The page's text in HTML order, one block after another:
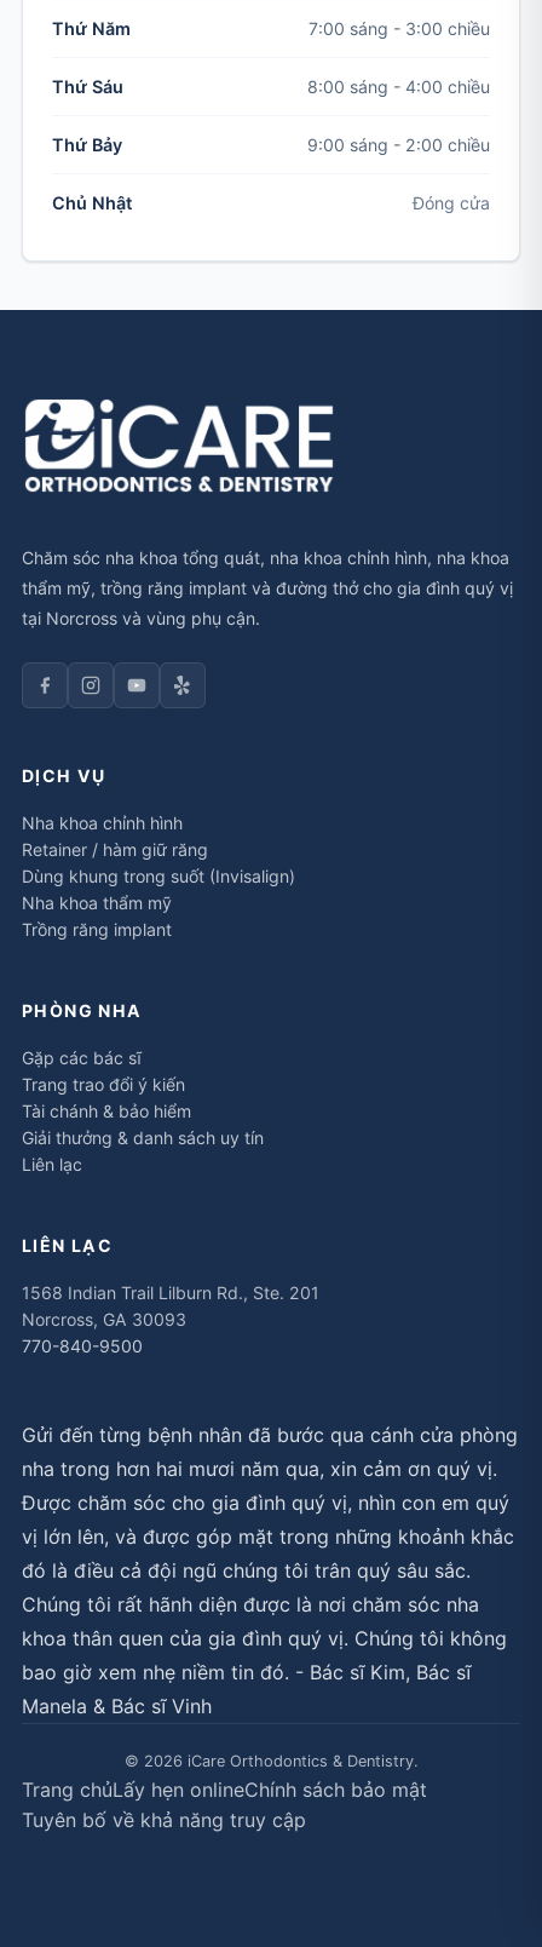
Thứ Năm 7:00 sáng - 3:00 chiều
Thứ Sáu 8:00 sáng - 4:00 chiều
Thứ Bảy 9:00 sáng - 2:00 chiều
Chủ Nhật Đóng cửa
Chăm sóc nha khoa tổng quát, nha khoa chỉnh hình, nha khoa
thẩm mỹ, trồng răng implant và đường thở cho gia đình quý vị
tại Norcross và vùng phụ cận.
DỊCH VỤ
Nha khoa chỉnh hình
Retainer / hàm giữ răng
Dùng khung trong suốt (Invisalign)
Nha khoa thẩm mỹ
Trồng răng implant
PHÒNG NHA
Gặp các bác sĩ
Trang trao đổi ý kiến
Tài chánh & bảo hiểm
Giải thưởng & danh sách uy tín
Liên lạc
LIÊN LẠC
1568 Indian Trail Lilburn Rd., Ste. 201
Norcross, GA 30093
770-840-9500
Gửi đến từng bệnh nhân đã bước qua cánh cửa phòng
nha trong hơn hai mươi năm qua, xin cảm ơn quý vị.
Được chăm sóc cho gia đình quý vị, nhìn con em quý
vị lớn lên, và được góp mặt trong những khoảnh khắc
đó là điều cả đội ngũ chúng tôi trân quý sâu sắc.
Chúng tôi rất hãnh diện được là nơi chăm sóc nha
khoa thân quen của gia đình quý vị. Chúng tôi không
bao giờ xem nhẹ niềm tin đó. - Bác sĩ Kim, Bác sĩ
Manela & Bác sĩ Vinh
© 2026 iCare Orthodontics & Dentistry.
Trang chủLấy hẹn onlineChính sách bảo mật
Tuyên bố về khả năng truy cập